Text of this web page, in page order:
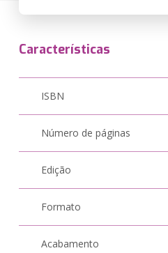
Características
ISBN
Número de páginas
Edição
Formato
Acabamento